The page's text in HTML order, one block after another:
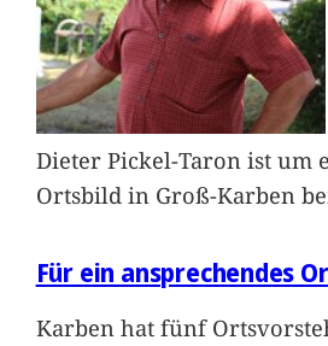
Dieter Pickel-Taron ist um
Ortsbild in Groß-Karben
Für ein ansprechendes
Karben hat fünf